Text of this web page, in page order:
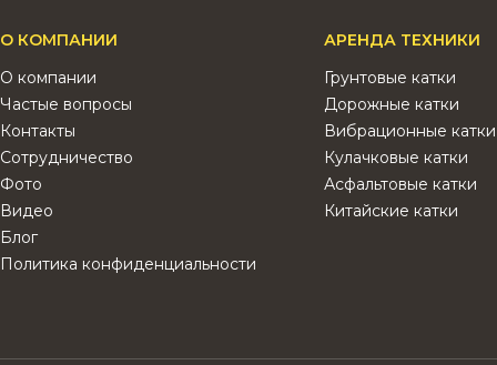
О КОМПАНИИ
О компании
Частые вопросы
Контакты
Сотрудничество
Фото
Видео
Блог
Политика конфиденциальности
АРЕНДА ТЕХНИКИ
Грунтовые катки
Дорожные катки
Вибрационные катки
Кулачковые катки
Асфальтовые катки
Китайские катки